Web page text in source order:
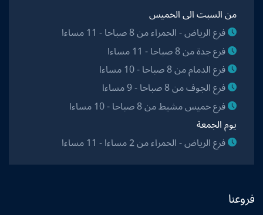
من السبت الى الخميس
فرع الرياض - الحمراء من 8 صباحا - 11 مساءا
فرع جدة من 8 صباحا - 11 مساءا
فرع الدمام من 8 صباحا - 10 مساءا
فرع الجوف من 8 صباحا - 9 مساءا
فرع خميس مشيط من 8 صباحا - 10 مساءا
يوم الجمعة
فرع الرياض - الحمراء من 2 مساءا - 11 مساءا
فروعنا